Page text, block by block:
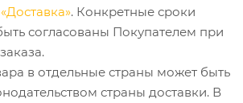
«Доставка». Конкретные сроки
согласованы Покупателем при
в отдельные страны может быть
страны доставки. В